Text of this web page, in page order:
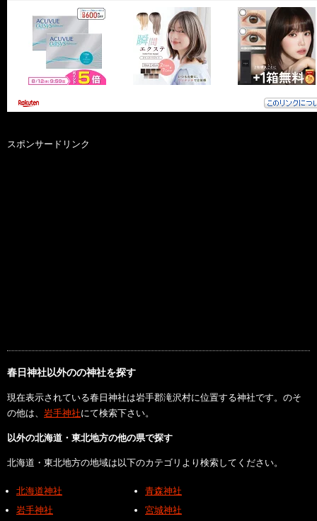
スポンサードリンク
春日神社以外のの神社を探す
現在表示されている春日神社は岩手郡滝沢村に位置する神社です。のそ
の他は、 岩手神社にて検索下さい。
以外の北海道・東北地方の他の県で探す
北海道・東北地方の地域は以下のカテゴリより検索してください。
北海道神社
青森神社
岩手神社
宮城神社